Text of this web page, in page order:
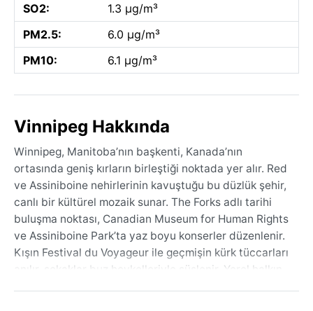
SO2:
1.3 µg/m³
PM2.5:
6.0 µg/m³
PM10:
6.1 µg/m³
Vinnipeg Hakkında
Winnipeg, Manitoba’nın başkenti, Kanada’nın
ortasında geniş kırların birleştiği noktada yer alır. Red
ve Assiniboine nehirlerinin kavuştuğu bu düzlük şehir,
canlı bir kültürel mozaik sunar. The Forks adlı tarihi
buluşma noktası, Canadian Museum for Human Rights
ve Assiniboine Park’ta yaz boyu konserler düzenlenir.
Kışın Festival du Voyageur ile geçmişin kürk tüccarları
anılır, sokaklar buz heykelleriyle süslenir. Yerel halkın